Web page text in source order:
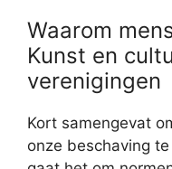
Waarom
Kunst en
verenigingen
Kort samengevat
onze beschaving